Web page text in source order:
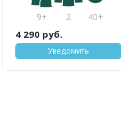
9+ 2 40+
4 290 руб.
Уведомить